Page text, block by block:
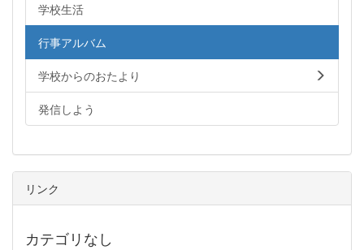
学校生活
行事アルバム
学校からのおたより
発信しよう
リンク
カテゴリなし